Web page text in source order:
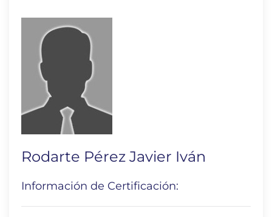
Rodarte Pérez Javier Iván
Información de Certificación: